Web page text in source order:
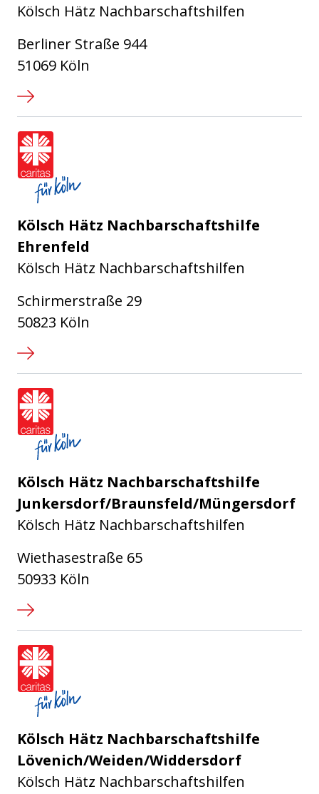
Kölsch Hätz Nachbarschaftshilfen
Berliner Straße 944
51069 Köln
Kölsch Hätz Nachbarschaftshilfe
Ehrenfeld
Kölsch Hätz Nachbarschaftshilfen
Schirmerstraße 29
50823 Köln
Kölsch Hätz Nachbarschaftshilfe
Junkersdorf/Braunsfeld/Müngersdorf
Kölsch Hätz Nachbarschaftshilfen
Wiethasestraße 65
50933 Köln
Kölsch Hätz Nachbarschaftshilfe
Lövenich/Weiden/Widdersdorf
Kölsch Hätz Nachbarschaftshilfen